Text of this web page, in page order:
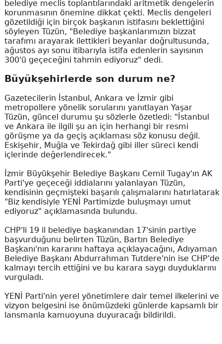
belediye meclis toplantılarındaki aritmetik dengelerin
korunmasının önemine dikkat çekti. Meclis dengeleri
gözetildiği için birçok başkanın istifasını beklettiğini
söyleyen Tüzün, "Belediye başkanlarımızın bizzat
tarafımı arayarak ilettikleri beyanlar doğrultusunda,
ağustos ayı sonu itibarıyla istifa edenlerin sayısının
300'ü geçeceğini tahmin ediyoruz" dedi.
Büyükşehirlerde son durum ne?
Gazetecilerin İstanbul, Ankara ve İzmir gibi
metropollere yönelik sorularını yanıtlayan Yaşar
Tüzün, güncel durumu şu sözlerle özetledi: "İstanbul
ve Ankara ile ilgili şu an için herhangi bir resmi
görüşme ya da geçiş açıklaması söz konusu değil.
Eskişehir, Muğla ve Tekirdağ gibi iller süreci kendi
içlerinde değerlendirecek."
İzmir Büyükşehir Belediye Başkanı Cemil Tugay'ın AK
Parti'ye geçeceği iddialarını yalanlayan Tüzün,
kendisinin geçmişteki başarılı çalışmalarını hatırlatarak
"Biz kendisiyle YENİ Partimizde buluşmayı umut
ediyoruz" açıklamasında bulundu.
CHP'li 19 il belediye başkanından 17'sinin partiye
başvurduğunu belirten Tüzün, Bartın Belediye
Başkanı'nın kararını haftaya açıklayacağını, Adıyaman
Belediye Başkanı Abdurrahman Tutdere'nin ise CHP'de
kalmayı tercih ettiğini ve bu karara saygı duyduklarını
vurguladı.
YENİ Parti'nin yerel yönetimlere dair temel ilkelerini ve
vizyon belgesini ise önümüzdeki günlerde kapsamlı bir
lansmanla kamuoyuna duyuracağı bildirildi.